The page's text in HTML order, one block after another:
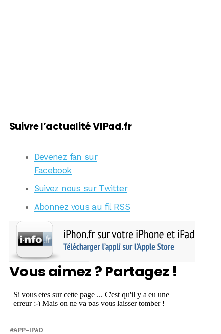
Suivre l’actualité VIPad.fr
Devenez fan sur
Facebook
Suivez nous sur Twitter
Abonnez vous au fil RSS
Vous aimez ? Partagez !
APP-IPAD